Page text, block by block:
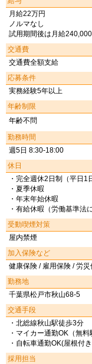
月給22万円
ノルマなし
試用期間後は月給
交通費
交通費全額支給
応募条件
実務経験5年以上
年齢制限
年齢不問
勤務時間
週5日 8:30-18:00
休日
・完全週休2日制（平日
・夏季休暇
・年末年始休暇
・有給休暇（労働基準法
受動喫煙対策
屋内禁煙
加入保険など
健康保険 / 雇用保険 / 労
勤務地
千葉県松戸市秋山68-5
交通手段
・北総線秋山駅徒歩3分
・マイカー通勤OK（無料
・自転車通勤OK(屋根付
採用担当